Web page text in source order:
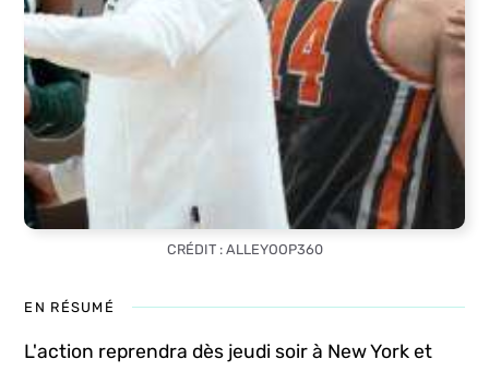
CRÉDIT : ALLEYOOP360
EN RÉSUMÉ
L'action reprendra dès jeudi soir à New York et